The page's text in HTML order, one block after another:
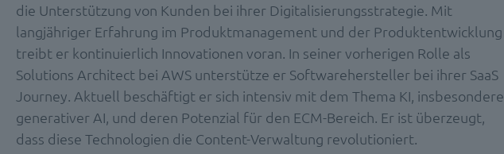
die Unterstützung von Kunden bei ihrer Digitalisierungsstrategie. Mit
langjähriger Erfahrung im Produktmanagement und der Produktentwicklung
treibt er kontinuierlich Innovationen voran. In seiner vorherigen Rolle als
Solutions Architect bei AWS unterstütze er Softwarehersteller bei ihrer SaaS
Journey. Aktuell beschäftigt er sich intensiv mit dem Thema KI, insbesondere
generativer AI, und deren Potenzial für den ECM-Bereich. Er ist überzeugt,
dass diese Technologien die Content-Verwaltung revolutioniert.